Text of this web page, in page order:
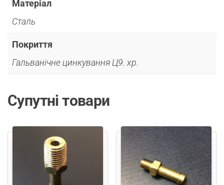
Матеріал
Сталь
Покриття
Гальванічне цинкування Ц9. хр.
Супутні товари